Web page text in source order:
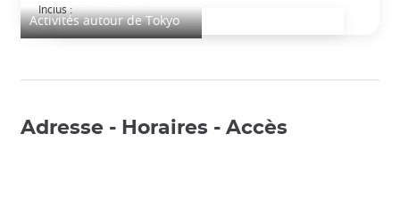
Activités autour de Tokyo
Inclus :
Adresse - Horaires - Accès